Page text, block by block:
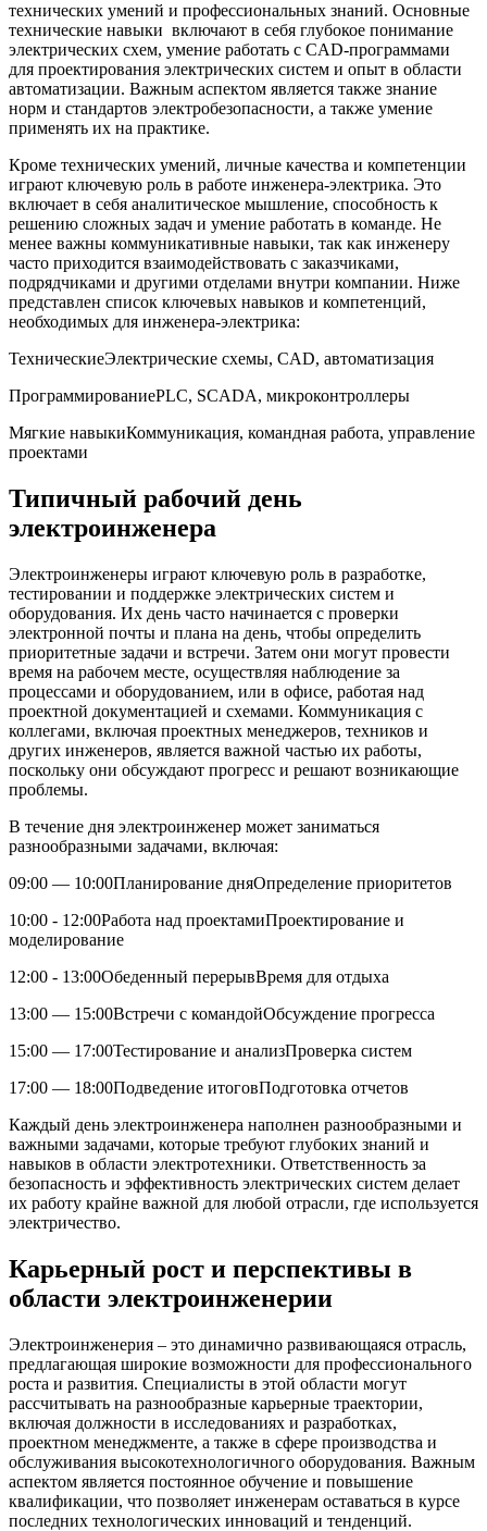
технических умений и‍ профессиональных знаний. Основные⁣
технические навыки ​ включают в себя глубокое ⁤понимание
электрических схем, умение⁢ работать с CAD-программами
для проектирования электрических систем и опыт в области
⁢автоматизации. Важным аспектом является‌ также знание
норм и стандартов электробезопасности, а также⁣ умение
применять⁣ их на практике.
Кроме технических умений,​ личные качества и компетенции
играют ‌ключевую роль в ⁢работе инженера-электрика. Это
включает в себя аналитическое мышление, способность к
решению сложных задач и умение работать в команде. ⁢Не
менее важны коммуникативные‌ навыки, так как инженеру
часто приходится взаимодействовать ⁤с заказчиками,
подрядчиками и другими отделами внутри компании.⁣ Ниже
представлен список ​ключевых навыков и компетенций,⁢
необходимых для инженера-электрика:
ТехническиеЭлектрические ⁤схемы, CAD, автоматизация
ПрограммированиеPLC,⁣ SCADA, микроконтроллеры
Мягкие ⁣навыкиКоммуникация,‍ командная работа, управление
проектами
Типичный‍ рабочий день⁤
электроинженера
Электроинженеры играют ключевую роль в ⁤разработке,
тестировании и ⁢поддержке электрических систем и⁢
оборудования. Их день часто начинается‌ с ​проверки
электронной‌ почты и плана ‍на день, чтобы определить
приоритетные задачи и‌ встречи. Затем они могут провести
время на рабочем⁢ месте, осуществляя наблюдение за
процессами‍ и оборудованием, или в офисе, работая над
проектной документацией и ⁣схемами. Коммуникация с
коллегами, включая проектных менеджеров, техников и ​
других инженеров, является важной частью их работы, ​
поскольку ‌они обсуждают⁣ прогресс и ‍решают возникающие
проблемы.
В течение ‌дня электроинженер может‍ заниматься
разнообразными‌ задачами,​ включая:
09:00 — 10:00Планирование дняОпределение‌ приоритетов
10:00 ⁣-‍ 12:00Работа над проектамиПроектирование и
моделирование
12:00 ⁤- 13:00Обеденный перерывВремя для отдыха
13:00 — 15:00Встречи ‌с ‍командойОбсуждение прогресса
15:00 — 17:00Тестирование и анализПроверка систем
17:00 — 18:00Подведение‌ итоговПодготовка отчетов
Каждый день электроинженера наполнен разнообразными и
важными задачами, ‍которые требуют глубоких знаний и
навыков в области ​электротехники. Ответственность за
‍безопасность и эффективность электрических систем делает
⁢их ⁣работу крайне важной для любой отрасли, где используется
электричество.
Карьерный рост и перспективы в
области электроинженерии
Электроинженерия – это динамично развивающаяся отрасль,
предлагающая широкие ⁤возможности‍ для профессионального
роста и развития. Специалисты⁢ в этой области могут‌
рассчитывать на разнообразные карьерные траектории,
включая должности в исследованиях и разработках,
проектном ​менеджменте, ‌а также​ в сфере производства и
обслуживания высокотехнологичного оборудования. Важным‌
аспектом является постоянное​ обучение и повышение
квалификации, что позволяет инженерам оставаться в курсе
⁣последних технологических инноваций и тенденций.